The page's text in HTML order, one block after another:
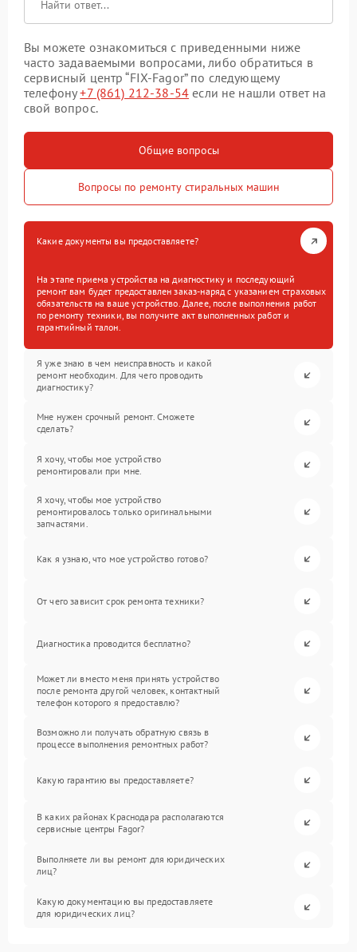
Вы можете ознакомиться с приведенными ниже
часто задаваемыми вопросами, либо обратиться в
сервисный центр “FIX-Fagor” по следующему
телефону+7 (861) 212-38-54 если не нашли ответ на
свой вопрос.
Общие вопросы
Вопросы по ремонту стиральных машин
Какие документы вы предоставляете?
На этапе приема устройства на диагностику и последующий
ремонт вам будет предоставлен заказ-наряд с указанием страховых
обязательств на ваше устройство. Далее, после выполнения работ
по ремонту техники, вы получите акт выполненных работ и
гарантийный талон.
Я уже знаю в чем неисправность и какой
ремонт необходим. Для чего проводить
диагностику?
Мне нужен срочный ремонт. Сможете
сделать?
Я хочу, чтобы мое устройство
ремонтировали при мне.
Я хочу, чтобы мое устройство
ремонтировалось только оригинальными
запчастями.
Как я узнаю, что мое устройство готово?
От чего зависит срок ремонта техники?
Диагностика проводится бесплатно?
Может ли вместо меня принять устройство
после ремонта другой человек, контактный
телефон которого я предоставлю?
Возможно ли получать обратную связь в
процессе выполнения ремонтных работ?
Какую гарантию вы предоставляете?
В каких районах Краснодара располагаются
сервисные центры Fagor?
Выполняете ли вы ремонт для юридических
лиц?
Какую документацию вы предоставляете
для юридических лиц?